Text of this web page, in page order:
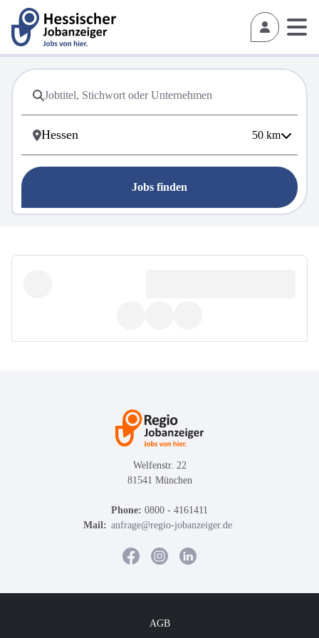
50 km
Jobs finden
Welfenstr. 22
81541 München
Phone: 0800 - 4161411
Mail: anfrage@regio-jobanzeiger.de
AGB